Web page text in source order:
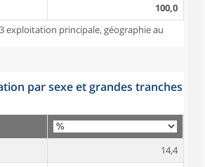
100,0
exploitation principale, géographie au
par sexe et grandes tranches
14,4